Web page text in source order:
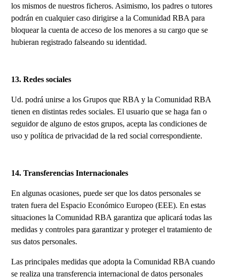
los mismos de nuestros ficheros. Asimismo, los padres o tutores
podrán en cualquier caso dirigirse a la Comunidad RBA para
bloquear la cuenta de acceso de los menores a su cargo que se
hubieran registrado falseando su identidad.
13. Redes sociales
Ud. podrá unirse a los Grupos que RBA y la Comunidad RBA
tienen en distintas redes sociales. El usuario que se haga fan o
seguidor de alguno de estos grupos, acepta las condiciones de
uso y política de privacidad de la red social correspondiente.
14. Transferencias Internacionales
En algunas ocasiones, puede ser que los datos personales se
traten fuera del Espacio Económico Europeo (EEE). En estas
situaciones la Comunidad RBA garantiza que aplicará todas las
medidas y controles para garantizar y proteger el tratamiento de
sus datos personales.
Las principales medidas que adopta la Comunidad RBA cuando
se realiza una transferencia internacional de datos personales